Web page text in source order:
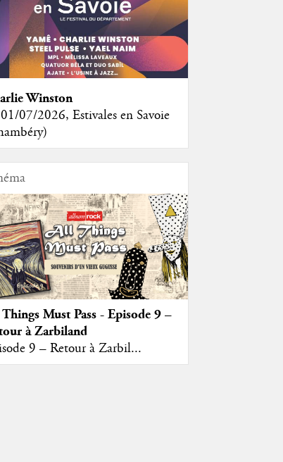
Winston
07/2026, Estivales en Savoie
Must Pass - Episode 9 –
à Zarbiland
9 – Retour à Zarbil...